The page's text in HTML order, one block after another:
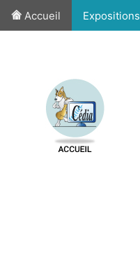
Accueil Expositions